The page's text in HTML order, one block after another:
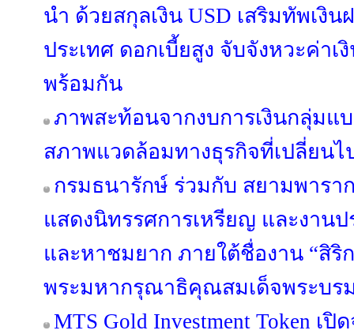
นำ ด้วยสกุลเงิน USD เสริมทัพเงิน
ประเทศ ดอกเบี้ยสูง จับจังหวะค่าเ
พร้อมกัน
ภาพสะท้อนจากงบการเงินกลุ่มแ
สภาพแวดล้อมทางธุรกิจที่เปลี่ยนไ
กรมธนารักษ์ ร่วมกับ สยามพารา
แสดงนิทรรศการเหรียญ และงา
และหาชมยาก ภายใต้ชื่องาน “สิ
พระมหากรุณาธิคุณสมเด็จพระบร
MTS Gold Investment Token เ